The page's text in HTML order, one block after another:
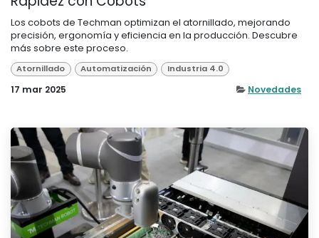
Los cobots de Techman optimizan el atornillado, mejorando
precisión, ergonomía y eficiencia en la producción. Descubre
más sobre este proceso.
Atornillado Automatización Industria 4.0
17 mar 2025 Novedades